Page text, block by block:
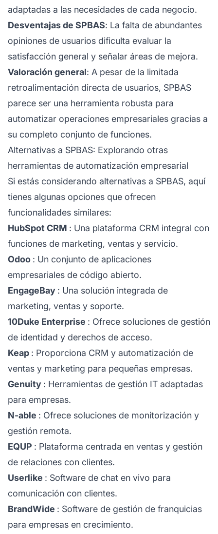
adaptadas a las necesidades de cada negocio.
Desventajas de SPBAS: La falta de abundantes
opiniones de usuarios dificulta evaluar la
satisfacción general y señalar áreas de mejora.
Valoración general: A pesar de la limitada
retroalimentación directa de usuarios, SPBAS
parece ser una herramienta robusta para
automatizar operaciones empresariales gracias a
su completo conjunto de funciones.
Alternativas a SPBAS: Explorando otras
herramientas de automatización empresarial
Si estás considerando alternativas a SPBAS, aquí
tienes algunas opciones que ofrecen
funcionalidades similares:
HubSpot CRM : Una plataforma CRM integral con
funciones de marketing, ventas y servicio.
Odoo : Un conjunto de aplicaciones
empresariales de código abierto.
EngageBay : Una solución integrada de
marketing, ventas y soporte.
10Duke Enterprise : Ofrece soluciones de gestión
de identidad y derechos de acceso.
Keap : Proporciona CRM y automatización de
ventas y marketing para pequeñas empresas.
Genuity : Herramientas de gestión IT adaptadas
para empresas.
N-able : Ofrece soluciones de monitorización y
gestión remota.
EQUP : Plataforma centrada en ventas y gestión
de relaciones con clientes.
Userlike : Software de chat en vivo para
comunicación con clientes.
BrandWide : Software de gestión de franquicias
para empresas en crecimiento.